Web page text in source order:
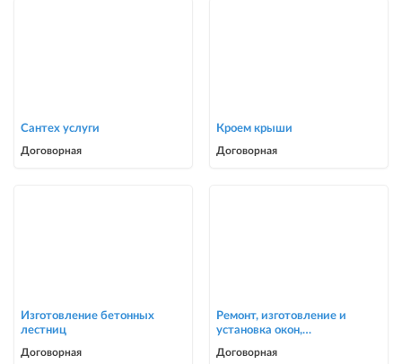
Сантех услуги
Договорная
Кроем крыши
Договорная
Изготовление бетонных
лестниц
Договорная
Ремонт, изготовление и
установка окон,
Договорная